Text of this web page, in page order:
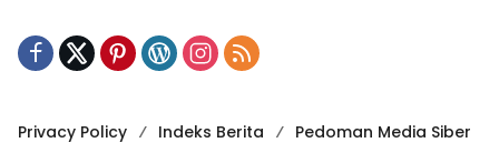
Privacy Policy Indeks Berita
Pedoman Media Siber